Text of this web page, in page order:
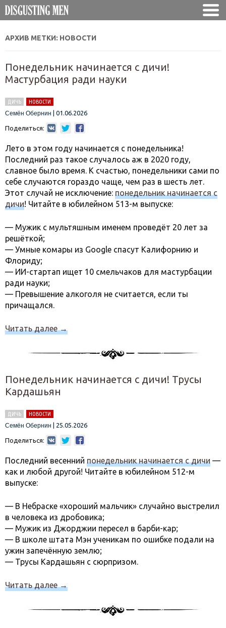
АРХИВ МЕТКИ: НОВОСТИ
Понедельник начинается с дичи!
Мастурбация ради науки
ДИЧЬ
НОВОСТИ
Семён Обернин
01.06.2026
Поделиться:
Лето в этом году начинается с понедельника!
Последний раз такое случалось аж в 2020 году,
славное было время. К счастью, понедельники сами по
себе случаются гораздо чаще, чем раз в шесть лет.
Этот случай не исключение: понедельник начинается с
дичи! Читайте в юбилейном 513-м выпуске:
— Мужик с мультяшным именем проведёт 20 лет за
решёткой;
— Умные комары из Google спасут Калифорнию и
Флориду;
— ИИ-стартап ищет 10 смельчаков для мастурбации
ради науки;
— Превышение алкоголя не считается, если ты
причащался.
Читать далее→
Понедельник начинается с дичи! Трусы
Кардашьян
ДИЧЬ
НОВОСТИ
Семён Обернин
25.05.2026
Поделиться:
Последний весенний понедельник начинается с дичи —
как и любой другой! Читайте в юбилейном 512-м
выпуске:
— В Небраске «хороший мальчик» случайно выстрелил
в человека из дробовика;
— Мужик из Джорджии пересел в барби-кар;
— В школе штата Мэн ученикам по ошибке подали на
ужин запечённую землю;
— Трусы Кардашьян с сюрпризом.
Читать далее→